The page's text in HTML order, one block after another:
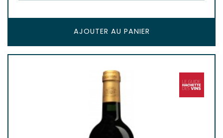
AJOUTER AU PANIER